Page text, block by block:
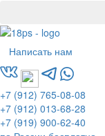
Написать нам
+7 (912) 765-08-08
+7 (912) 013-68-28
+7 (919) 900-62-40